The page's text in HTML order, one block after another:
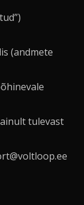
(andmete
tulevast